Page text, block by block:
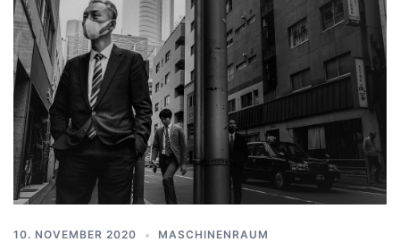
10. NOVEMBER 2020 MASCHINENRAUM